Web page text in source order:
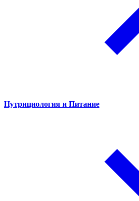
Нутрициология и Питание